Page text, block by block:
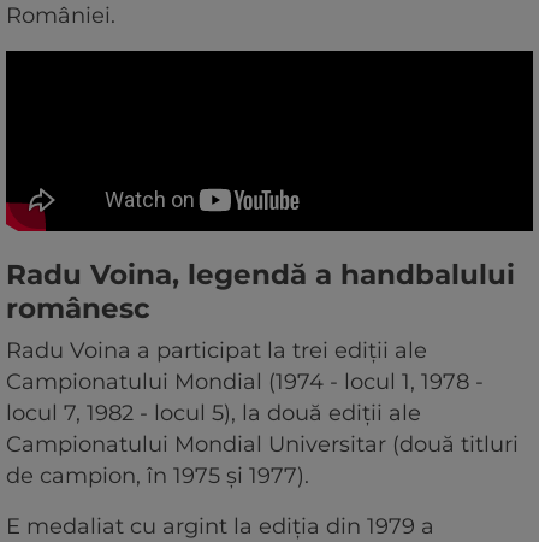
României.
Radu Voina, legendă a handbalului
românesc
Radu Voina a participat la trei ediții ale
Campionatului Mondial (1974 - locul 1, 1978 -
locul 7, 1982 - locul 5), la două ediții ale
Campionatului Mondial Universitar (două titluri
de campion, în 1975 și 1977).
E medaliat cu argint la ediția din 1979 a